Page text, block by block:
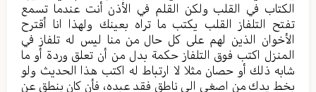
الكتاب في القلب ولكن القلم في الأذن أنت عندما تسمع
تفتح التلفاز القلب يكتب ما تراه بعينك ولهذا انا أقترح
الأخوان الذين لهم على كل حال من منا ليس له تلفاز في
المنزل اكتب فوق التلفاز حكمة بدل من أن تعلق وردة أو ما
شابه ذلك أو حصان مثلا لا ارتباط له اكتب هذا الحديث ولو
بخط يدك من اصغى الى ناطق فقد عبده، فأن كان ينطق عن